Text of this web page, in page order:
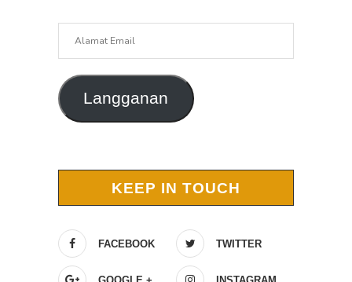
Langganan
KEEP IN TOUCH
FACEBOOK TWITTER